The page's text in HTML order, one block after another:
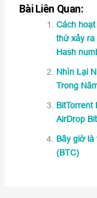
Bài Liên Quan:
Cách
thứ xảy ra
Hash
Nhìn Lại
Trong
BitTorrent
AirDrop
Bây giờ là
(BTC)